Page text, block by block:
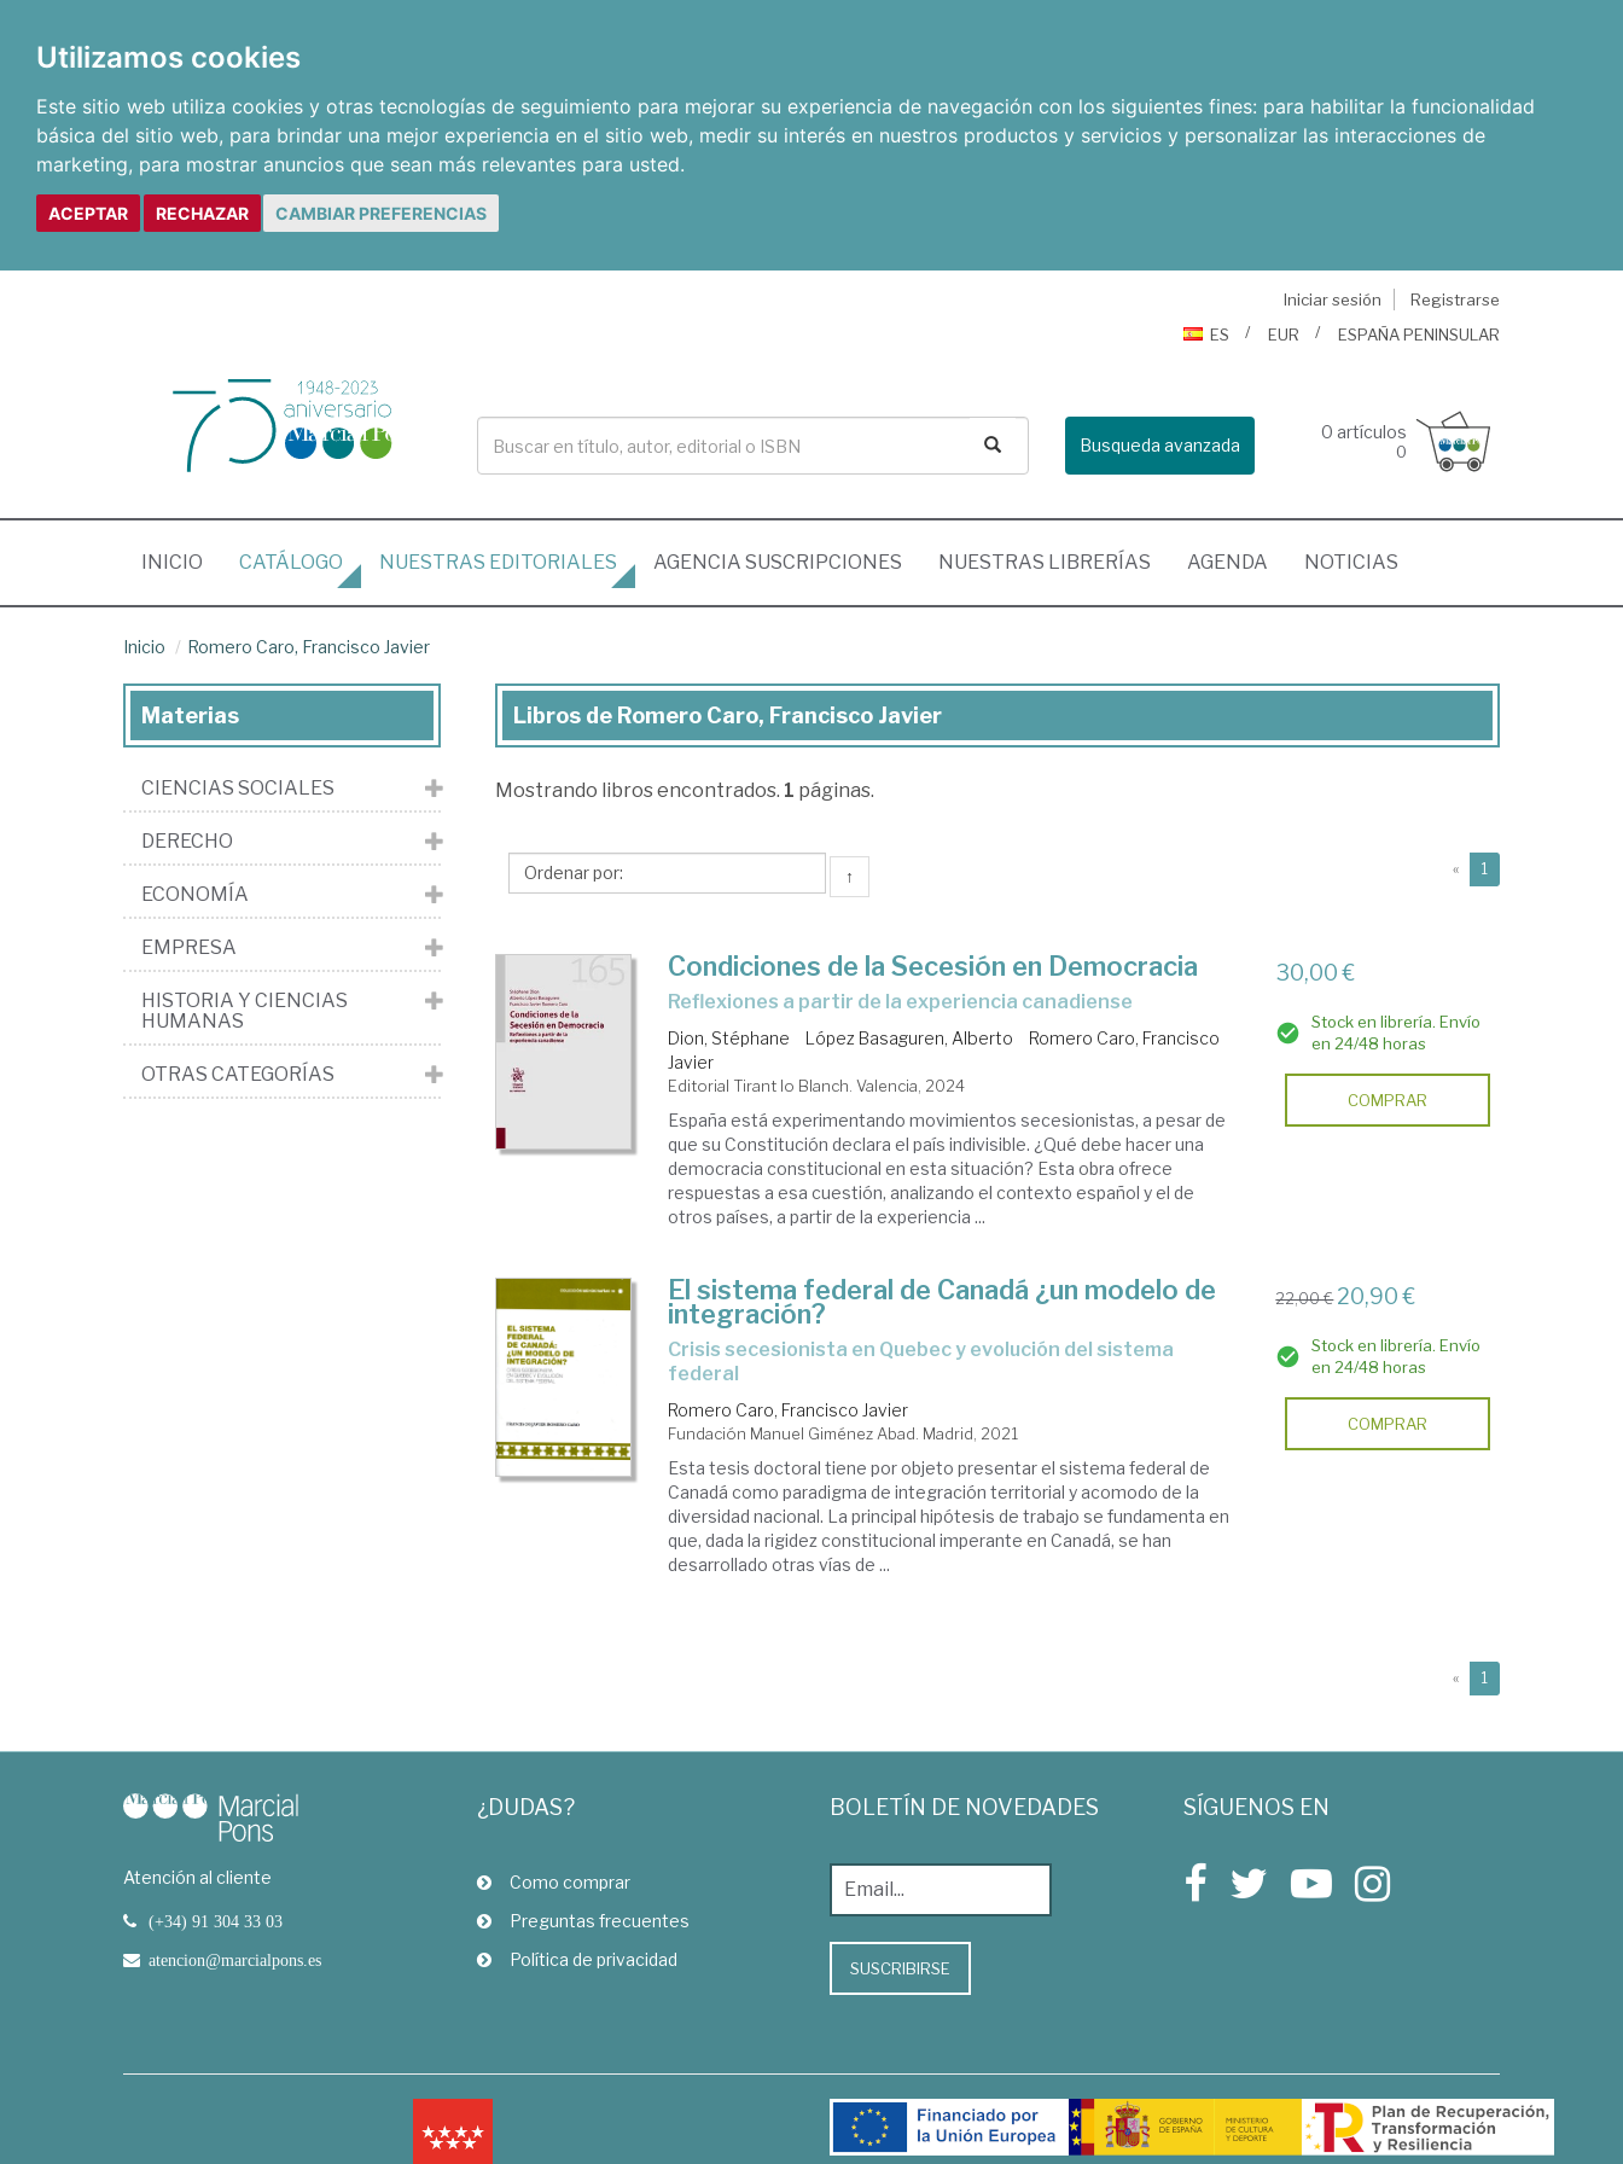
Utilizamos cookies
Este sitio web utiliza cookies y otras tecnologías de seguimiento para mejorar su experiencia de navegación con los siguientes fines: para habilitar la funcionalidad
básica del sitio web, para brindar una mejor experiencia en el sitio web, medir su interés en nuestros productos y servicios y personalizar las interacciones de
marketing, para mostrar anuncios que sean más relevantes para usted.
ACEPTAR RECHAZAR CAMBIAR PREFERENCIAS
Iniciar sesión
Registrarse
ES
EUR ESPAÑA PENINSULAR
Busqueda avanzada
0 artículos
0
INICIO (CURRENT)
CATÁLOGO NUESTRAS EDITORIALES AGENCIA SUSCRIPCIONES NUESTRAS LIBRERÍAS AGENDA NOTICIAS
Inicio Romero Caro, Francisco Javier
Libros
Romero
Francisco
Libros de Romero Caro, Francisco Javier
Mostrando libros encontrados. 1 páginas.
↑ « 1
Condiciones de la Secesión en Democracia
Reflexiones a partir de la experiencia canadiense
Dion, Stéphane López Basaguren, Alberto
Romero Caro, Francisco
Javier
Editorial Tirant lo Blanch. Valencia, 2024
España está experimentando movimientos secesionistas, a pesar de
que su Constitución declara el país indivisible. ¿Qué debe hacer una
democracia constitucional en esta situación? Esta obra ofrece
respuestas a esa cuestión, analizando el contexto español y el de
otros países, a partir de la experiencia ...
30,00 €
Stock en librería. Envío
en 24/48 horas
COMPRAR
El sistema federal de Canadá ¿un modelo de
integración?
crisis secesionista en Quebec y evolución del sistema
federal
Romero Caro, Francisco Javier
Fundación Manuel Giménez Abad. Madrid, 2021
Esta tesis doctoral tiene por objeto presentar el sistema federal de
Canadá como paradigma de integración territorial y acomodo de la
diversidad nacional. La principal hipótesis de trabajo se fundamenta en
que, dada la rigidez constitucional imperante en Canadá, se han
desarrollado otras vías de ...
22,00 € 20,90 €
Stock en librería. Envío
en 24/48 horas
COMPRAR
« 1
Materias
CIENCIAS SOCIALES
DERECHO
ECONOMÍA
EMPRESA
HISTORIA Y CIENCIAS
HUMANAS
OTRAS CATEGORÍAS
Atención al cliente
(+34) 91 304 33 03
atencion@marcialpons.es
¿DUDAS?
Como comprar
Preguntas frecuentes
Política de privacidad
BOLETÍN DE NOVEDADES
SUSCRIBIRSE
SÍGUENOS EN